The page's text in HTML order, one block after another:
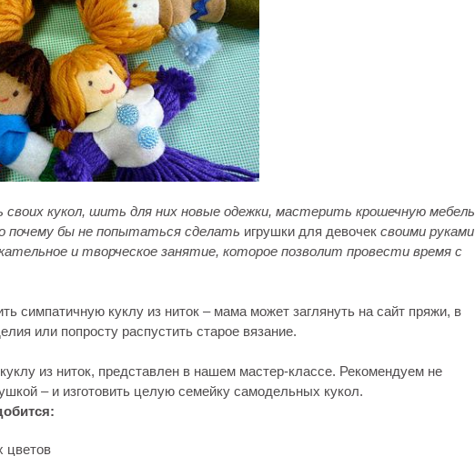
кукол, шить для них новые одежки, мастерить крошечную мебель
почему бы не попытаться сделать игрушки для девочек своими руками
и творческое занятие, которое позволит провести время с
симпатичную куклу из ниток – мама может заглянуть на сайт пряжи, в
или попросту распустить старое вязание.
из ниток, представлен в нашем мастер-классе. Рекомендуем не
– и изготовить целую семейку самодельных кукол.
цветов